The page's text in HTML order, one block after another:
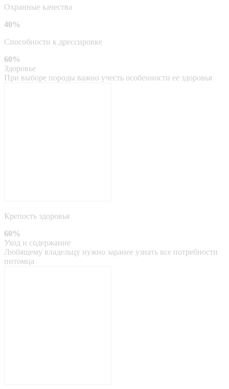
Охранные качества
40%
Способности к дрессировке
60%
Здоровье
При выборе породы важно учесть особенности ее здоровья
Крепость здоровья
60%
Уход и содержание
Любящему владельцу нужно заранее узнать все потребности
питомца